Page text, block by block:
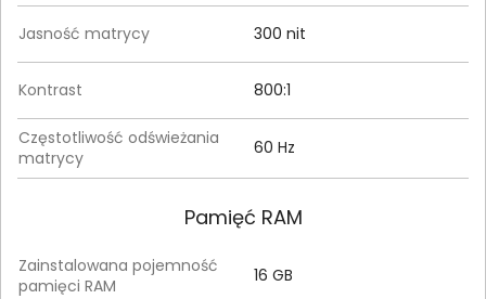
Jasność matrycy 300 nit
Kontrast 800:1
Częstotliwość odświeżania
matrycy
60 Hz
Pamięć RAM
Zainstalowana pojemność
pamięci RAM
16 GB